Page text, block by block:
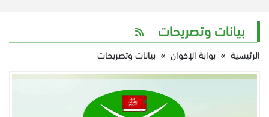
بيانات وتصريحات
الرئيسية » بوابة الإخوان » بيانات وتصريحات